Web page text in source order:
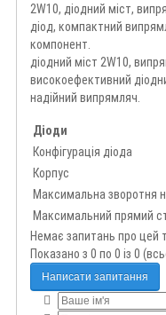
2W10, діодний міст,
діод, компактний
компонент.
діодний міст 2W10,
високоефективний
надійний випрямляч.
Діоди
Конфігурація діода
Корпус
Максимальна зворотня
Максимальний прямий
Немає запитань про цей
Показано з 0 по 0 із 0
Написати запитання